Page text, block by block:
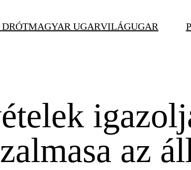
DRÓTMAGYAR UGARVILÁGUGAR
az